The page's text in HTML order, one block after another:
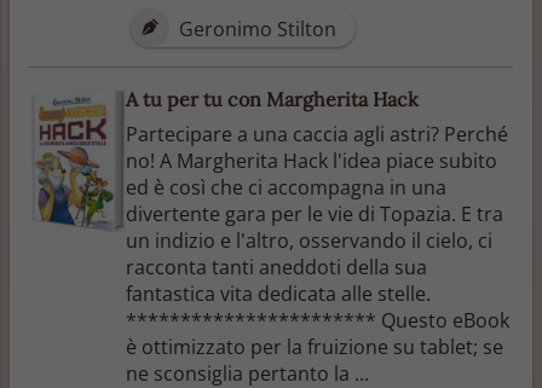
Geronimo Stilton
A tu per tu con Margherita Hack
Partecipare a una caccia agli astri? Perché
no! A Margherita Hack l'idea piace subito
ed è così che ci accompagna in una
divertente gara per le vie di Topazia. E tra
un indizio e l'altro, osservando il cielo, ci
racconta tanti aneddoti della sua
fantastica vita dedicata alle stelle.
*********************** Questo eBook
è ottimizzato per la fruizione su tablet; se
ne sconsiglia pertanto la ...